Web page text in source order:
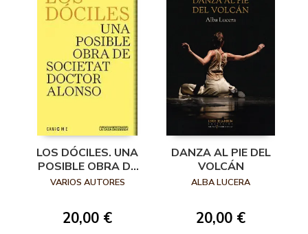
LOS DÓCILES. UNA
POSIBLE OBRA DE
SOCIETAT
VARIOS AUTORES
20,00 €
DANZA AL PIE DEL
VOLCÁN
ALBA LUCERA
20,00 €